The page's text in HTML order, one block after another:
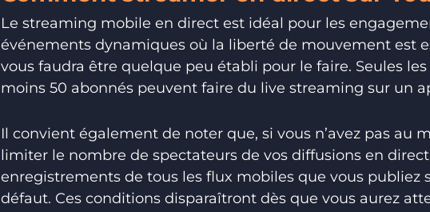
Le streaming mobile en direct est idéal pour les
événements dynamiques où la liberté de mouvement est
vous faudra être quelque peu établi pour le faire. Seules
moins 50 abonnés peuvent faire du live streaming sur un
Il convient également de noter que, si vous n’avez pas au
limiter le nombre de spectateurs de vos diffusions en
enregistrements de tous les flux mobiles que vous publiez
défaut. Ces conditions disparaîtront dès que vous aurez